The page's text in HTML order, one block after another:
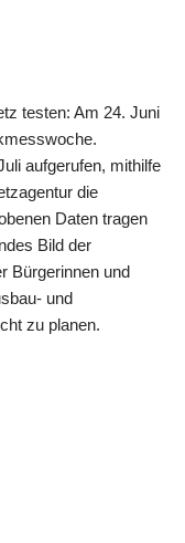
testen: Am 24. Juni
aufgerufen, mithilfe
die
Daten tragen
Bild der
Bürgerinnen und
und
zu planen.